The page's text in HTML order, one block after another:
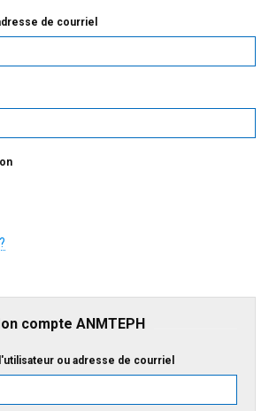
de courriel
compte ANMTEPH
ou adresse de courriel